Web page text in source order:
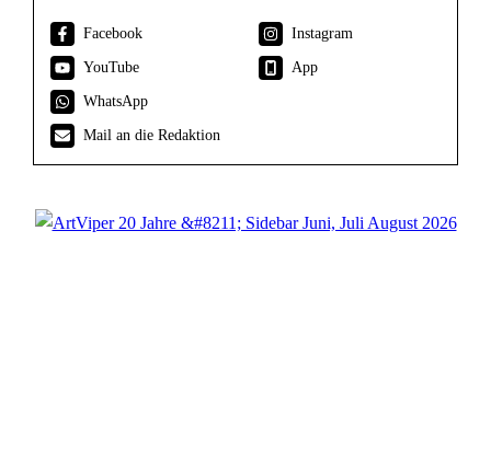
Facebook
Instagram
YouTube
App
WhatsApp
Mail an die Redaktion